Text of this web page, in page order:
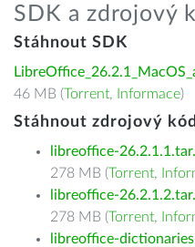
SDK a zdrojový
Stáhnout SDK
46 MB (Torrent, Informace)
Stáhnout zdrojový kód
libreoffice-
278 MB (Torrent,
libreoffice-
278 MB (Torrent,
libreoffice-